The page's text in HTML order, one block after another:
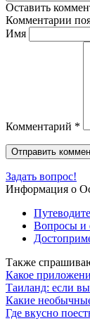
Оставить
Комментарии
Имя
Комментарий *
Задать вопрос!
Информация о
Вопросы и
Также
Какое
Таиланд: если
Какие
Где вкусно